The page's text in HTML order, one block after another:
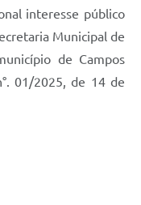
interesse público
Municipal de
de Campos
01/2025, de 14 de